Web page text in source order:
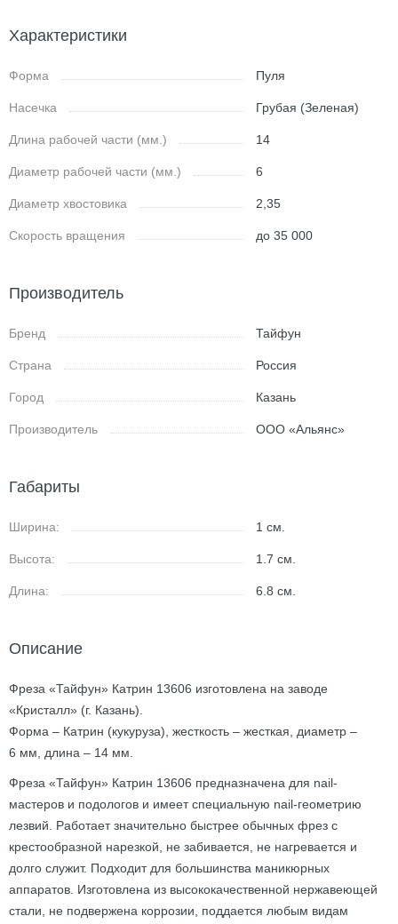
Характеристики
Форма Пуля
Насечка Грубая (Зеленая)
Длина рабочей части (мм.) 14
Диаметр рабочей части (мм.) 6
Диаметр хвостовика 2,35
Скорость вращения до 35 000
Производитель
Бренд Тайфун
Страна Россия
Город Казань
Производитель ООО «Альянс»
Габариты
Ширина: 1см.
Высота: 1.7см.
Длина: 6.8см.
Описание
Фреза «Тайфун» Катрин 13606 изготовлена на заводе
«Кристалл» (г. Казань).
Форма – Катрин (кукуруза), жесткость – жесткая, диаметр –
6 мм, длина – 14 мм.
Фреза «Тайфун» Катрин 13606 предназначена для nail-
мастеров и подологов и имеет специальную nail-геометрию
лезвий. Работает значительно быстрее обычных фрез с
крестообразной нарезкой, не забивается, не нагревается и
долго служит. Подходит для большинства маникюрных
аппаратов. Изготовлена из высококачественной нержавеющей
стали, не подвержена коррозии, поддается любым видам